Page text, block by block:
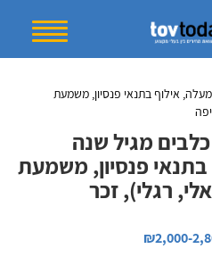
אילוף בתנאי פנסיון, משמעת
מגיל שנה
פנסיון, משמעת
רגלי), זכר